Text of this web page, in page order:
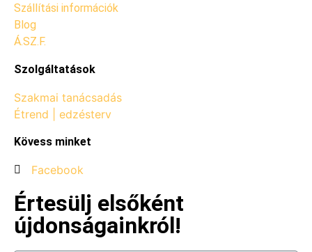
Szállítási információk
Blog
Á.SZ.F.
Szolgáltatások
Szakmai tanácsadás
Étrend | edzésterv
Kövess minket
Facebook
Értesülj elsőként
újdonságainkról!